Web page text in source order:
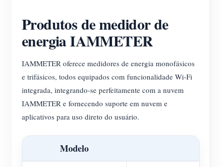
Produtos de medidor de
energia IAMMETER
IAMMETER oferece medidores de energia monofásicos
e trifásicos, todos equipados com funcionalidade Wi-Fi
integrada, integrando-se perfeitamente com a nuvem
IAMMETER e fornecendo suporte em nuvem e
aplicativos para uso direto do usuário.
Modelo